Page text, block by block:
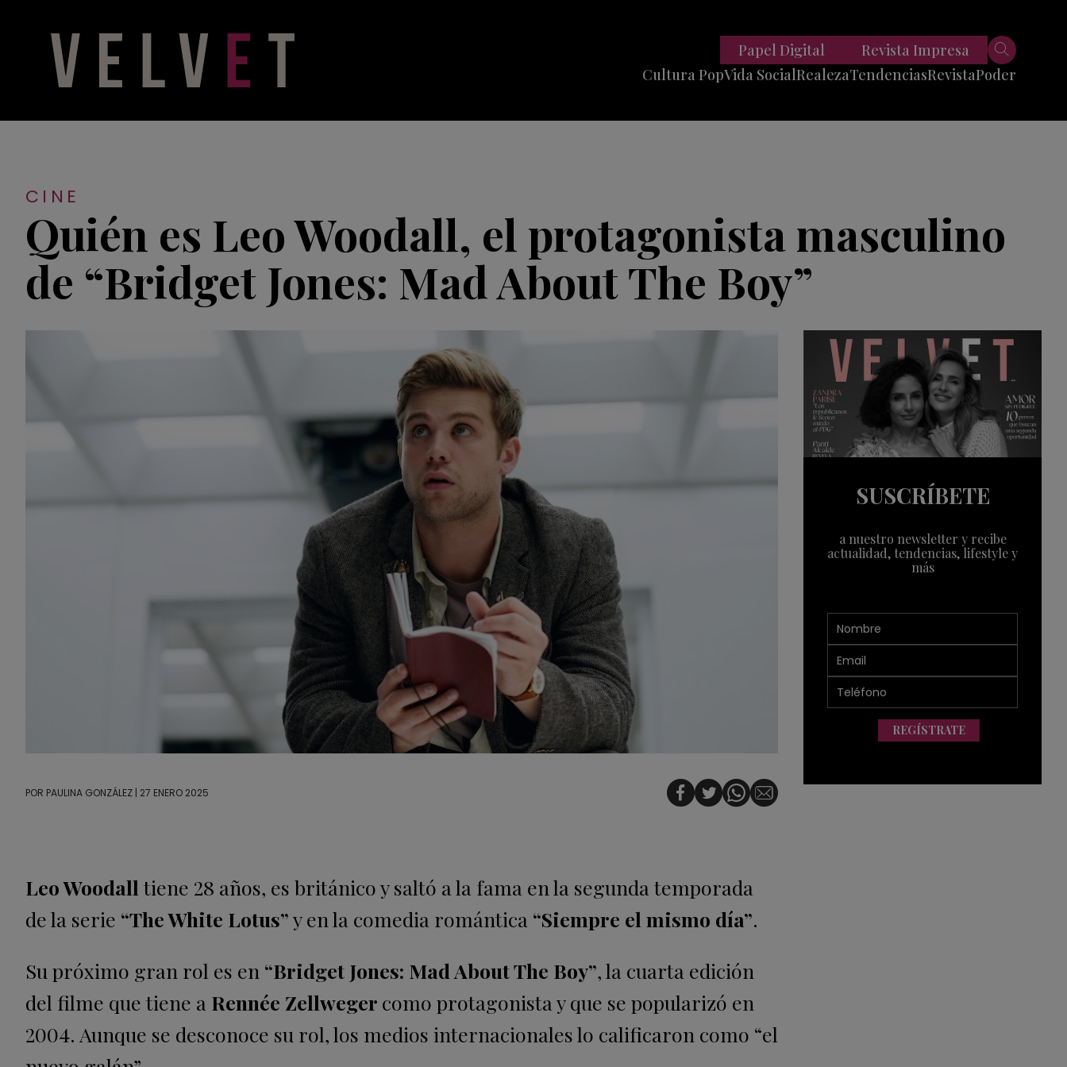
Cultura PopVida SocialRealezaTendencias
Viajes
Tech
RevistaPoder
Papel Digital Revista Impresa
CINE
Quién es Leo Woodall, el protagonista masculino
de “Bridget Jones: Mad About The Boy”
POR PAULINA GONZÁLEZ | 27 ENERO 2025
Leo Woodall tiene 28 años, es británico y saltó a la fama en la segunda temporada
de la serie “The White Lotus”y en la comedia romántica “Siempre el mismo día”.
Su próximo gran rol es en “Bridget Jones: Mad About The Boy”, la cuarta edición
del filme que tiene a Rennée Zellweger como protagonista y que se popularizó en
2004. Aunque se desconoce su rol, los medios internacionales lo calificaron como “el
SUSCRÍBETE
a nuestro newsletter y recibe
actualidad, tendencias, lifestyle y
más
REGÍSTRATE